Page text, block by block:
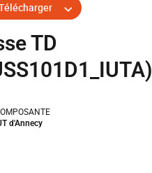
TD
d'Annecy